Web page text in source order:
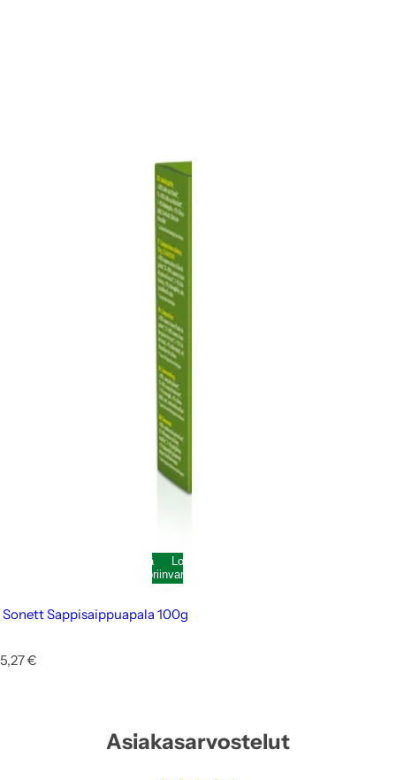
Lisää
ostoskoriin
Loppunut
varastosta
Sonett Sappisaippuapala 100g
N
5,27 €
Asiakasarvostelut